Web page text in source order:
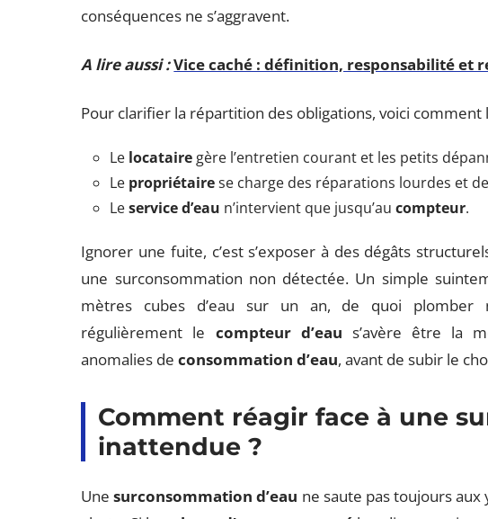
conséquences ne s’aggravent.
A lire aussi :Vice caché : définition, responsabilité et
Pour clarifier la répartition des obligations, voici comment
Le locataire gère l’entretien courant et les petits
Le propriétairese charge des réparations lourdes et
Leservice d’eau n’intervient que jusqu’aucompteur.
Ignorer une fuite, c’est s’exposer à des dégâts
une surconsommation non détectée. Un simple
mètres cubes d’eau sur un an, de quoi plomber
régulièrement le compteur d’eau s’avère être la
anomalies deconsommation d’eau, avant de subir le
Comment réagir face à une
inattendue ?
Unesurconsommation d’eau ne saute pas toujours aux